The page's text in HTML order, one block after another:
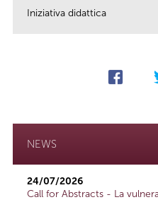
Iniziativa didattica
NEWS
24/07/2026
Call for Abstracts - La